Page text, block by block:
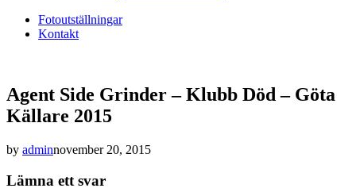
Fotoutställningar
Kontakt
Agent Side Grinder – Klubb Död – Göta
Källare 2015
by adminnovember 20, 2015
Lämna ett svar